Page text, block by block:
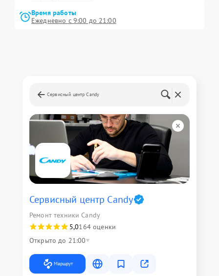
Время работы
Ежедневно с 9:00 до 21:00
Сервисный центр Candy
Сервисный центр Candy
Ремонт техники Candy
5,0164 оценки
Открыто до 21:00
Маршрут